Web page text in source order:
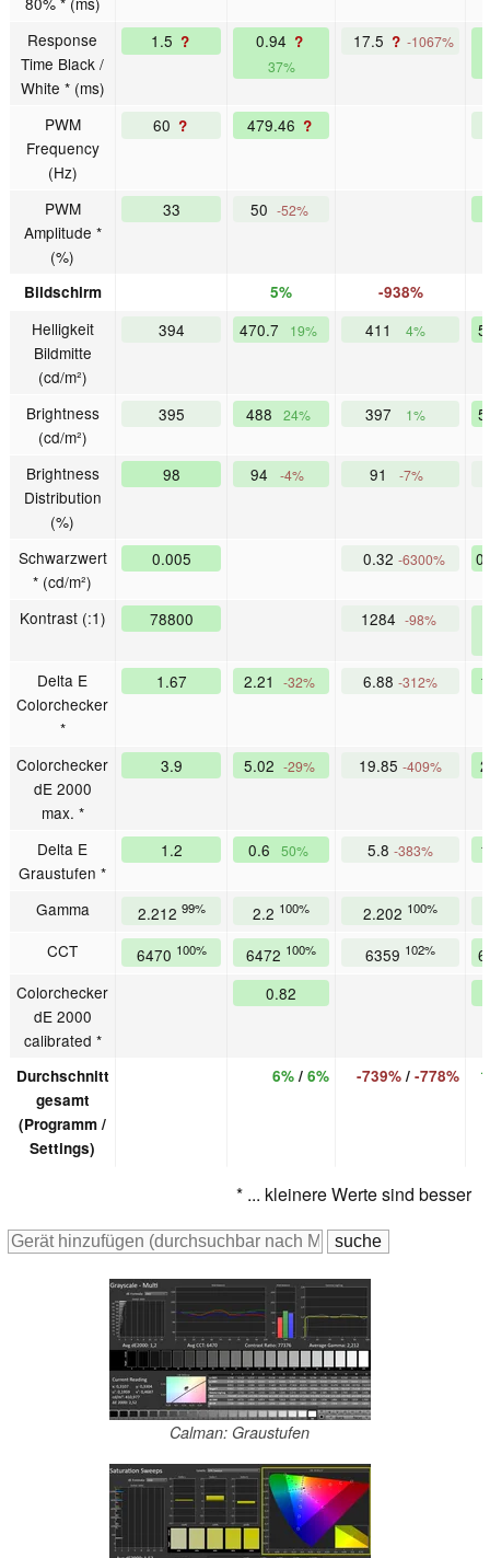
Response
Time Black /
White * (ms)
1.5 ? 0.94 ?
37%
17.5 ? -1067%
PWM
Frequency
(Hz)
60 ? 479.46 ?
PWM
Amplitude *
(%)
33 50 -52%
Bildschirm 5% -938%
Helligkeit
Bildmitte
(cd/m²)
394 470.7 19% 411 4%
Brightness
(cd/m²)
395 488 24% 397 1%
Brightness
Distribution
(%)
98 94 -4% 91 -7%
Schwarzwert
* (cd/m²)
0.005 0.32 -6300%
Kontrast (:1) 78800 1284 -98%
Delta E
Colorchecker
*
1.67 2.21 -32% 6.88 -312%
Colorchecker
dE 2000
max. *
3.9 5.02 -29% 19.85 -409%
Delta E
Graustufen *
1.2 0.6 50% 5.8 -383%
Gamma 2.212 99% 2.2 100% 2.202 100%
CCT
6470 100% 6472 100% 6359 102%
Colorchecker
dE 2000
calibrated *
0.82
Durchschnitt
gesamt
(Programm /
Settings)
6%/ 6% -739%/ -778%
* ... kleinere Werte sind besser
Calman: Graustufen